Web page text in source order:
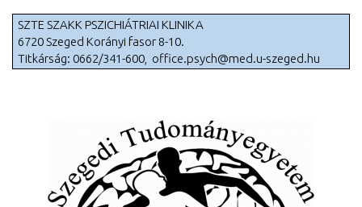
SZTE SZAKK PSZICHIÁTRIAI KLINIKA
6720 Szeged Korányi fasor 8-10.
Titkárság: 0662/341-600, office.psych@med.u-szeged.hu